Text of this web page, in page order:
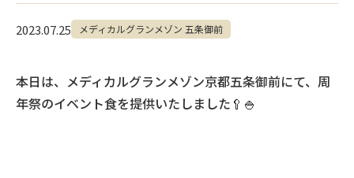
2023.07.25 メディカルグランメゾン 五条御前
本日は、メディカルグランメゾン京都五条御前にて、周
年祭のイベント食を提供いたしました🥄🍚